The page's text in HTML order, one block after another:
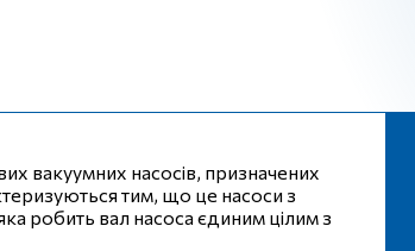
вакуумних насосів, призначених
тим, що це насоси з
робить вал насоса єдиним цілим з